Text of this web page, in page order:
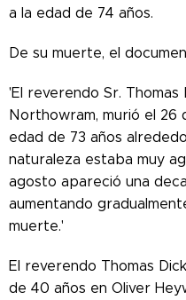
a la edad de 74 años.
De su muerte, el
'El reverendo Sr. Thomas
Northowram, murió el 26
edad de 73 años
naturaleza estaba muy
agosto apareció una
aumentando
muerte.'
El reverendo Thomas
de 40 años en Oliver